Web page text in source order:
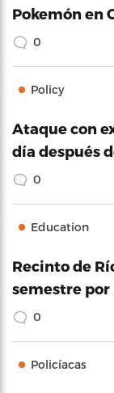
Pokemón en
0
Policy
Ataque con
día después
0
Education
Recinto de
semestre por
0
Policíacas